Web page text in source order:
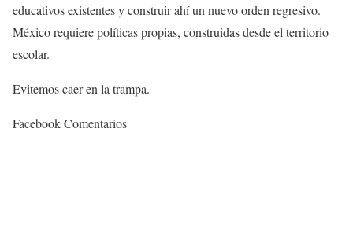
educativos existentes y construir ahí un nuevo orden regresivo.
México requiere políticas propias, construidas desde el territorio
escolar.
Evitemos caer en la trampa.
Facebook Comentarios